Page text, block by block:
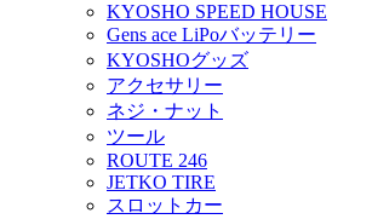
KYOSHO SPEED HOUSE
Gens ace LiPoバッテリー
KYOSHOグッズ
アクセサリー
ネジ・ナット
ツール
ROUTE 246
JETKO TIRE
スロットカー